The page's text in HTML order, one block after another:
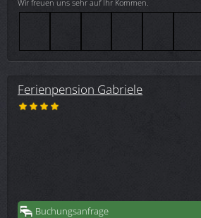
Wir freuen uns sehr auf Ihr Kommen.
Ferienpension Gabriele
Buchungsanfrage